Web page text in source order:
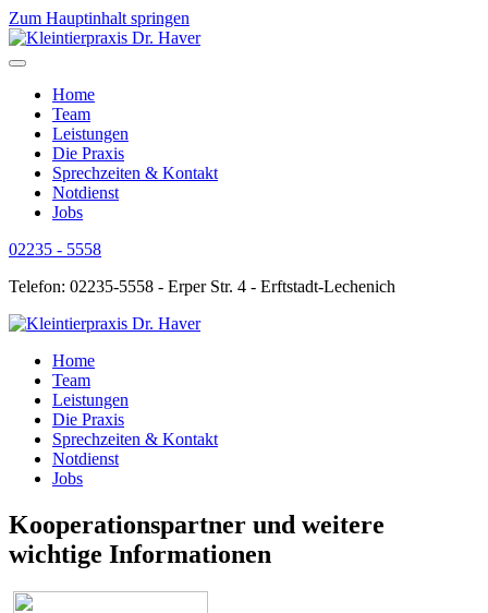
Zum Hauptinhalt springen
Home
Team
Leistungen
Die Praxis
Sprechzeiten & Kontakt
Notdienst
Jobs
02235 - 5558
Telefon: 02235-5558 - Erper Str. 4 - Erftstadt-Lechenich
Home
Team
Leistungen
Die Praxis
Sprechzeiten & Kontakt
Notdienst
Jobs
Kooperationspartner und weitere
wichtige Informationen